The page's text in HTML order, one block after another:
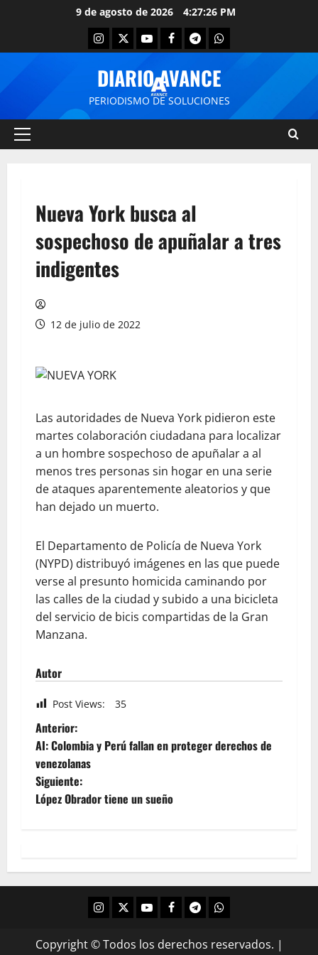
9 de agosto de 2026 4:27:26 PM
DIARIO AVANCE
PERIODISMO DE SOLUCIONES
Nueva York busca al
sospechoso de apuñalar a tres
indigentes
12 de julio de 2022
Las autoridades de Nueva York pidieron este
martes colaboración ciudadana para localizar
a un hombre sospechoso de apuñalar a al
menos tres personas sin hogar en una serie
de ataques aparentemente aleatorios y que
han dejado un muerto.
El Departamento de Policía de Nueva York
(NYPD) distribuyó imágenes en las que puede
verse al presunto homicida caminando por
las calles de la ciudad y subido a una bicicleta
del servicio de bicis compartidas de la Gran
Manzana.
Autor
Post Views: 35
Anterior:
AI: Colombia y Perú fallan en proteger derechos de
venezolanas
Siguiente:
López Obrador tiene un sueño
Copyright © Todos los derechos reservados. |